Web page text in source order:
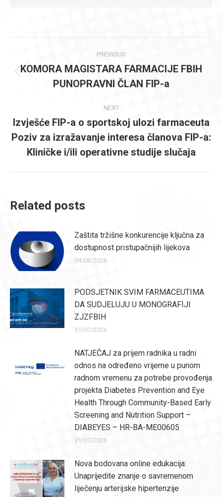
navigation
PREVIOUS
Previous
post:
KOMORA MAGISTARA FARMACIJE FBIH
PUNOPRAVNI ČLAN FIP-a
NEXT
Next
post:
Izvješće FIP-a o sportskoj ulozi farmaceuta
Poziv za izražavanje interesa članova FIP-a:
Kliničke i/ili operativne studije slučaja
Related posts
Zaštita tržišne konkurencije ključna za
dostupnost pristupačnijih lijekova
04/08/2026
PODSJETNIK SVIM FARMACEUTIMA
DA SUDJELUJU U MONOGRAFIJI
ZJZFBIH
31/07/2026
NATJEČAJ za prijem radnika u radni
odnos na određeno vrijeme u punom
radnom vremenu za potrebe provođenja
projekta Diabetes Prevention and Eye
Health Through Community-Based Early
Screening and Nutrition Support –
DIABEYES – HR-BA-ME00605
31/07/2026
Nova bodovana online edukacija:
Unaprijedite znanje o savremenom
liječenju arterijske hipertenzije